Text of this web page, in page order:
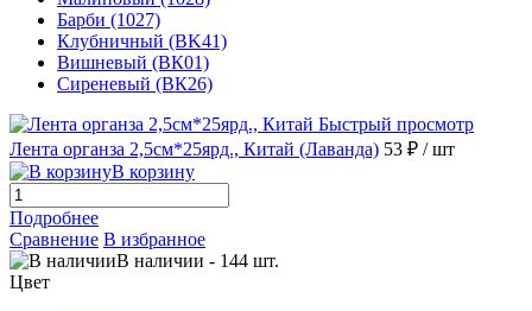
Барби (1027)
Клубничный (BK41)
Вишневый (ВК01)
Сиреневый (ВК26)
Быстрый просмотр
Лента органза 2,5см*25ярд., Китай (Лаванда) 53 ₽ / шт
В корзину
Подробнее
Сравнение В избранное
В наличии - 144 шт.
Цвет